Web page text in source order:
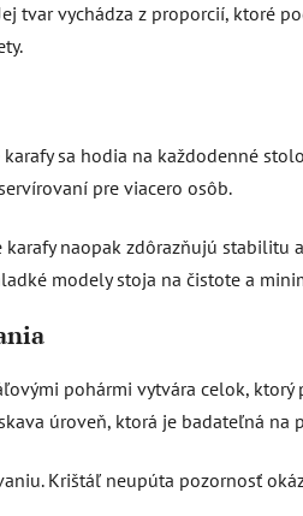
tvar vychádza z proporcií, ktoré
sa hodia na každodenné
pre viacero osôb.
naopak zdôrazňujú stabilitu
modely stoja na čistote a
pohármi vytvára celok, ktorý
úroveň, ktorá je badateľná na
Krištáľ neupúta pozornosť